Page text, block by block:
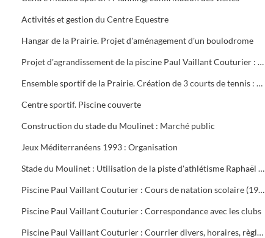
Activités et gestion du Centre Equestre
Hangar de la Prairie. Projet d'aménagement d'un boulodrome
Projet d'agrandissement de la piscine Paul Vaillant Couturier : 6 plans
Ensemble sportif de la Prairie. Création de 3 courts de tennis : 1ère tranche (1997). Projet d'éclairage (1983)
Centre sportif. Piscine couverte
Construction du stade du Moulinet : Marché public
Jeux Méditerranéens 1993 : Organisation
Stade du Moulinet : Utilisation de la piste d'athlétisme Raphaël Pujazon
Piscine Paul Vaillant Couturier : Cours de natation scolaire (1992-1999). Transport des scolaires (1995-1998). Utilisation de la piscine par les scolaires (1997-1998)
Piscine Paul Vaillant Couturier : Correspondance avec les clubs
Piscine Paul Vaillant Couturier : Courrier divers, horaires, règlement des cours, vols, plan d'organisation de secours, accident du 16 juin 1997, procès-verbal de la Commission de Sécurité